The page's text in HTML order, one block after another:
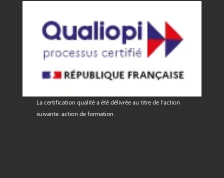
La certification qualité a été délivrée au titre de l'action
suivante: action de formation.